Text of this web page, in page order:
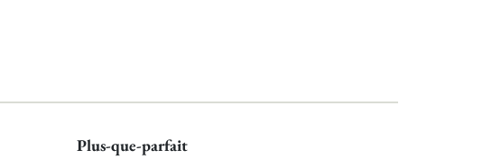
Plus-que-parfait